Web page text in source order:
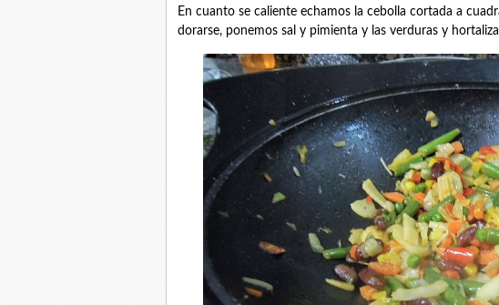
En cuanto se caliente echamos la cebolla cortada a
dorarse, ponemos sal y pimienta y las verduras y